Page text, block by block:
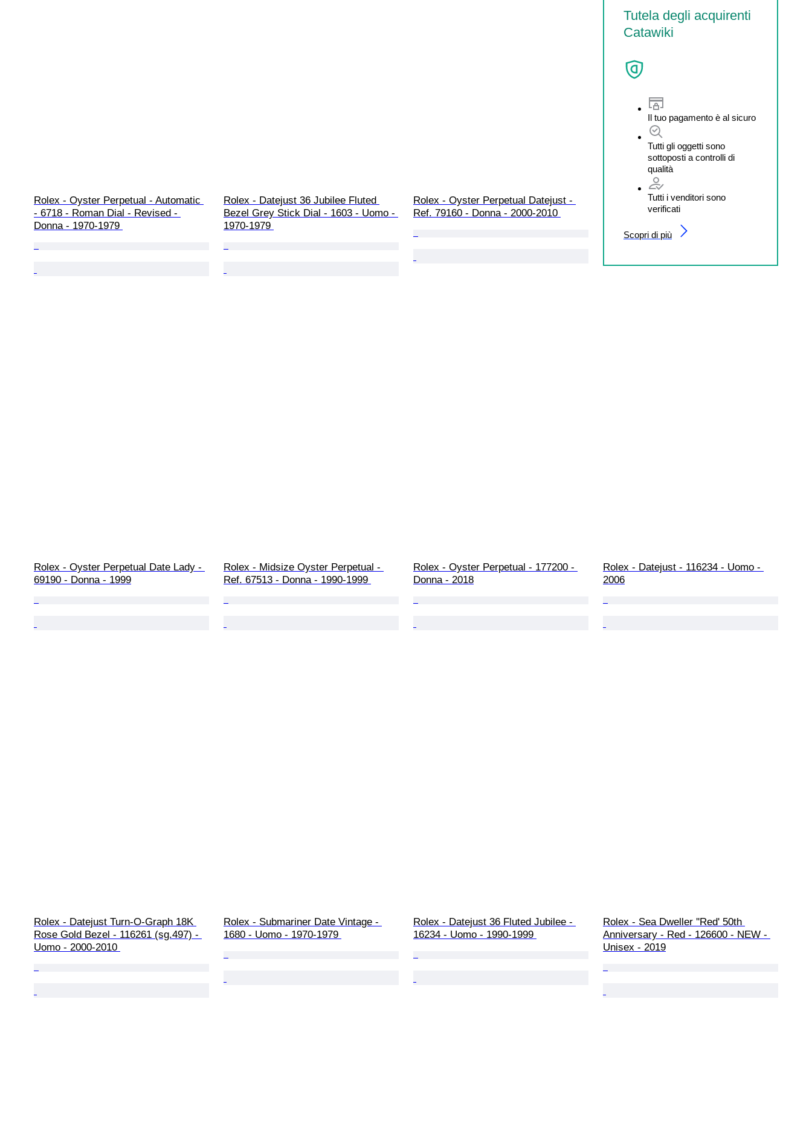
Tutela degli acquirenti
Catawiki
Il tuo pagamento è al sicuro
Tutti gli oggetti sono
sottoposti a controlli di
qualità
Tutti i venditori sono
verificati
Scopri di più
Rolex - Oyster Perpetual - Automatic
- 6718 - Roman Dial - Revised -
Donna - 1970-1979
Rolex - Datejust 36 Jubilee Fluted
Bezel Grey Stick Dial - 1603 - Uomo -
1970-1979
Rolex - Oyster Perpetual Datejust -
Ref. 79160 - Donna - 2000-2010
Rolex - Oyster Perpetual Date Lady -
69190 - Donna - 1999
Rolex - Midsize Oyster Perpetual -
Ref. 67513 - Donna - 1990-1999
Rolex - Oyster Perpetual - 177200 -
Donna - 2018
Rolex - Datejust - 116234 - Uomo -
2006
Rolex - Datejust Turn-O-Graph 18K
Rose Gold Bezel - 116261 (sg.497) -
Uomo - 2000-2010
Rolex - Submariner Date Vintage -
1680 - Uomo - 1970-1979
Rolex - Datejust 36 Fluted Jubilee -
16234 - Uomo - 1990-1999
Rolex - Sea Dweller ''Red' 50th
Anniversary - Red - 126600 - NEW -
Unisex - 2019